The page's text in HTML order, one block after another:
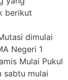
berikut
dimulai
Negeri 1
Mulai Pukul
sabtu mulai